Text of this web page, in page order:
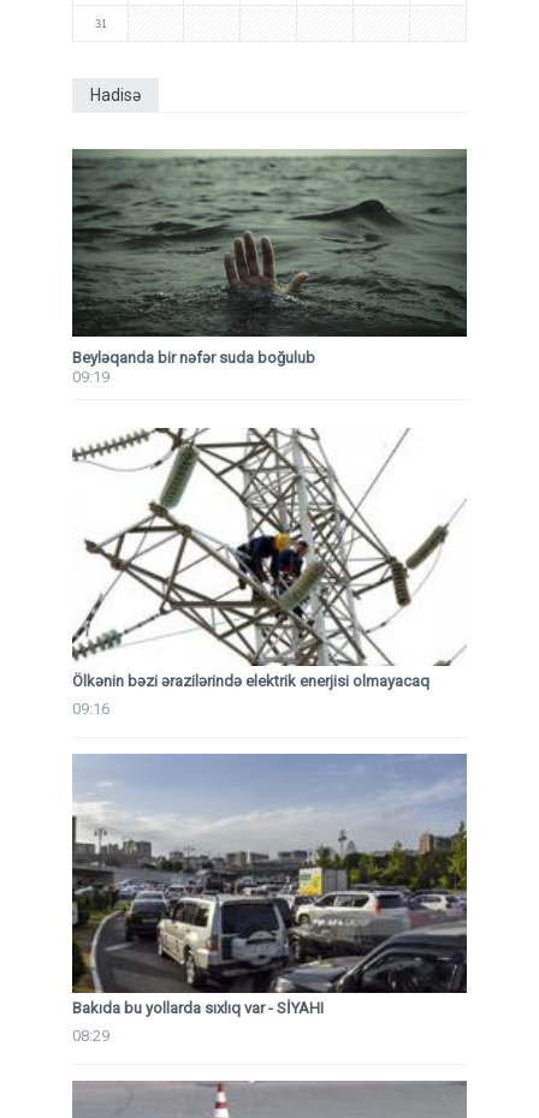
31
Hadisə
Beyləqanda bir nəfər suda boğulub
09:19
Ölkənin bəzi ərazilərində elektrik enerjisi olmayacaq
09:16
Bakıda bu yollarda sıxlıq var - SİYAHI
08:29